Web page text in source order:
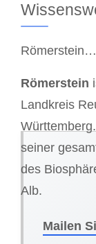
Römerstein…
Römerstein
Landkreis
seiner
des
Alb.
Mailen